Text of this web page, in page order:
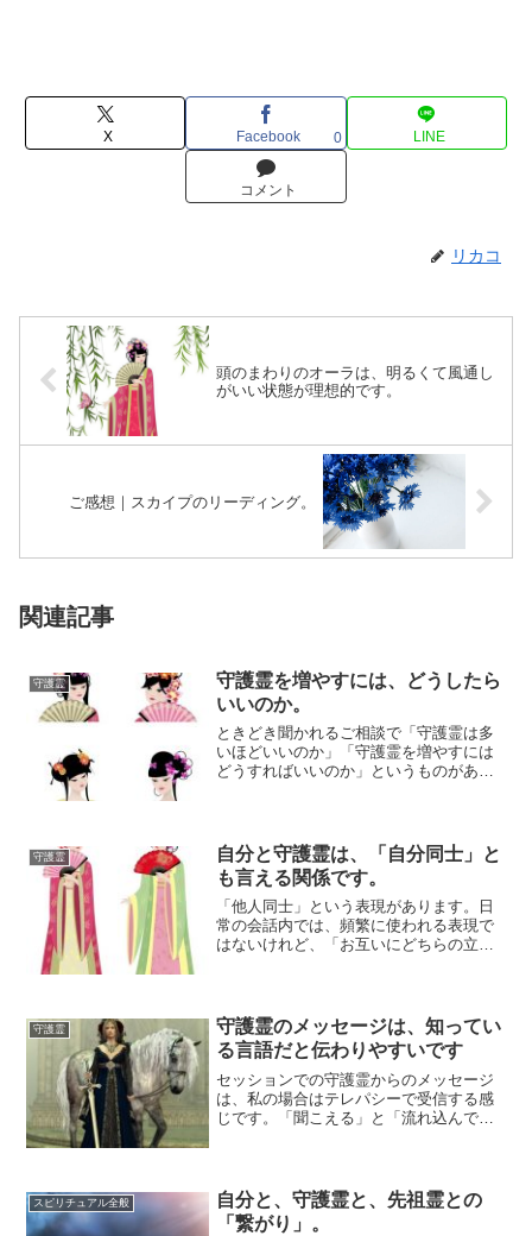
X Facebook 0 LINE
コメント
リカコ
頭のまわりのオーラは、明るくて風通し
がいい状態が理想的です。
ご感想｜スカイプのリーディング。
関連記事
守護霊
守護霊を増やすには、どうしたら
いいのか。
ときどき聞かれるご相談で「守護霊は多
いほどいいのか」「守護霊を増やすには
どうすればいいのか」というものがあり
守護霊
自分と守護霊は、「自分同士」と
も言える関係です。
「他人同士」という表現があります。日
常の会話内では、頻繁に使われる表現で
はないけれど、「お互いにどちらの立場
守護霊
守護霊のメッセージは、知ってい
る言語だと伝わりやすいです
セッションでの守護霊からのメッセージ
は、私の場合はテレパシーで受信する感
じです。「聞こえる」と「流れ込んでき
スピリチュアル全般
自分と、守護霊と、先祖霊との
「繋がり」。